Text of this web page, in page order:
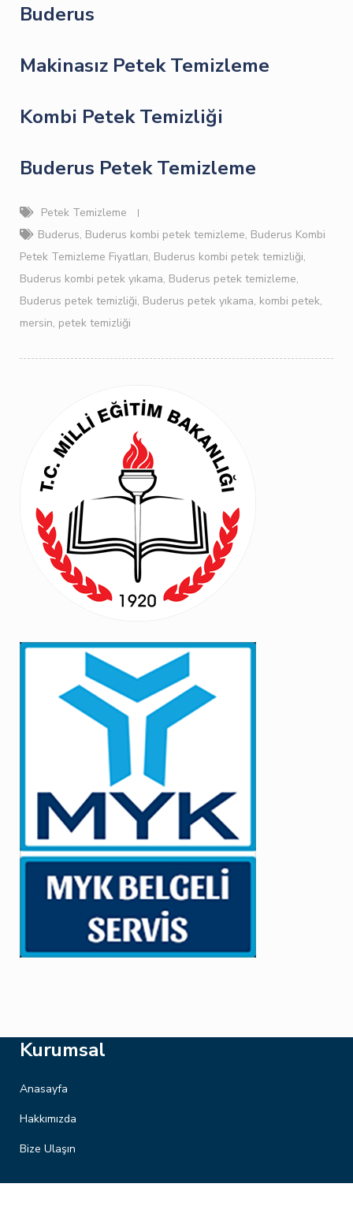
Buderus
Makinasız Petek Temizleme
Kombi Petek Temizliği
Buderus Petek Temizleme
Petek Temizleme
Buderus, Buderus kombi petek temizleme, Buderus Kombi
Petek Temizleme Fiyatları, Buderus kombi petek temizliği,
Buderus kombi petek yıkama, Buderus petek temizleme,
Buderus petek temizliği, Buderus petek yıkama, kombi petek,
mersin, petek temizliği
Kurumsal
Anasayfa
Hakkımızda
Bize Ulaşın